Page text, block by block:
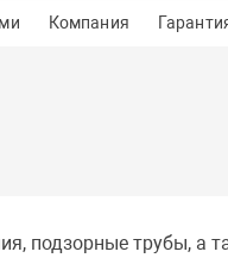
Компания
подзорные трубы, а